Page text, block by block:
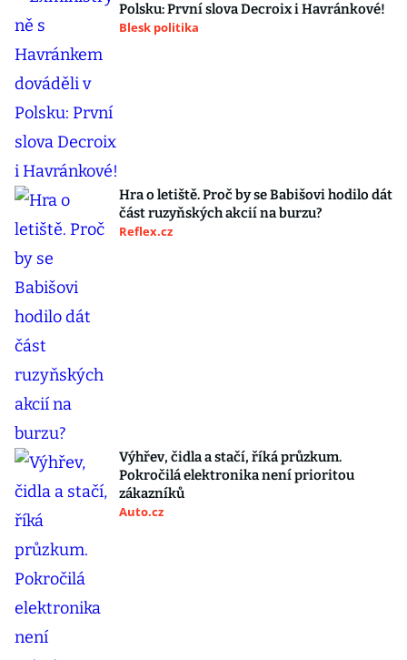
Polsku: První slova Decroix i Havránkové!
Blesk politika
Hra o letiště. Proč by se Babišovi hodilo dát
část ruzyňských akcií na burzu?
Reflex.cz
Výhřev, čidla a stačí, říká průzkum.
Pokročilá elektronika není prioritou
zákazníků
Auto.cz